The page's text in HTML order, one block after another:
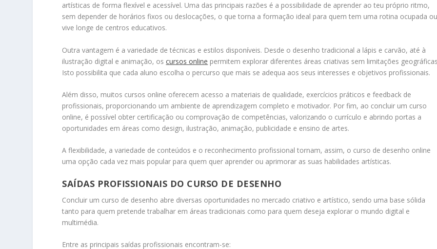
artísticas de forma flexível e acessível. Uma das principais razões é a possibilidade de aprender ao teu próprio ritmo,
sem depender de horários fixos ou deslocações, o que torna a formação ideal para quem tem uma rotina ocupada
vive longe de centros educativos.
Outra vantagem é a variedade de técnicas e estilos disponíveis. Desde o desenho tradicional a lápis e carvão, até à
ilustração digital e animação, oscursos online permitem explorar diferentes áreas criativas sem limitações
Isto possibilita que cada aluno escolha o percurso que mais se adequa aos seus interesses e objetivos profissionais.
Além disso, muitos cursos online oferecem acesso a materiais de qualidade, exercícios práticos e feedback de
profissionais, proporcionando um ambiente de aprendizagem completo e motivador. Por fim, ao concluir um curso
online, é possível obter certificação ou comprovação de competências, valorizando o currículo e abrindo portas a
oportunidades em áreas como design, ilustração, animação, publicidade e ensino de artes.
A flexibilidade, a variedade de conteúdos e o reconhecimento profissional tornam, assim, o curso de desenho online
uma opção cada vez mais popular para quem quer aprender ou aprimorar as suas habilidades artísticas.
SAÍDAS PROFISSIONAIS DO CURSO DE DESENHO
Concluir um curso de desenho abre diversas oportunidades no mercado criativo e artístico, sendo uma base sólida
tanto para quem pretende trabalhar em áreas tradicionais como para quem deseja explorar o mundo digital e
multimédia.
Entre as principais saídas profissionais encontram-se: